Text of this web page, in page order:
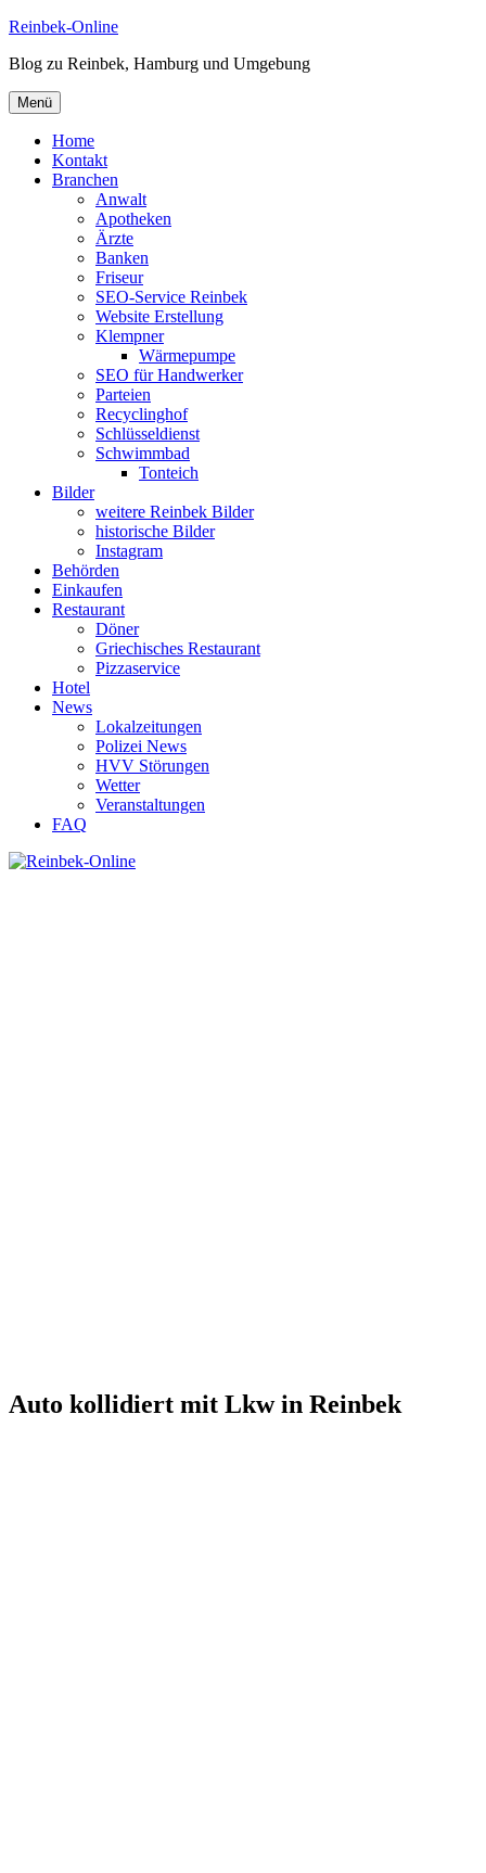
Zum
springen
Reinbek-Online
Blog zu Reinbek, Hamburg und Umgebung
Menü
Home
Kontakt
Branchen
Anwalt
Apotheken
Ärzte
Banken
Friseur
SEO-Service Reinbek
Website Erstellung
Klempner
Wärmepumpe
SEO für Handwerker
Parteien
Recyclinghof
Schlüsseldienst
Schwimmbad
Tonteich
Bilder
weitere Reinbek Bilder
historische Bilder
Instagram
Behörden
Einkaufen
Restaurant
Döner
Griechisches Restaurant
Pizzaservice
Hotel
News
Lokalzeitungen
Polizei News
HVV Störungen
Wetter
Veranstaltungen
FAQ
Auto kollidiert mit Lkw in Reinbek